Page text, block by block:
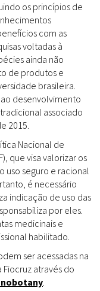
os princípios de
com as
voltadas à
ainda não
de produtos e
brasileira.
desenvolvimento
associado
2015.
Nacional de
que visa valorizar os
uso seguro e racional
é necessário
indicação de uso das
por eles.
medicinais e
habilitado.
ser acessadas na
através do
.